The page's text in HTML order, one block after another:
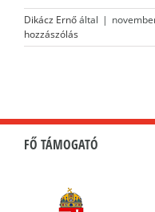
Dikácz Ernőáltal |
hozzászólás
FŐ TÁMOGATÓ